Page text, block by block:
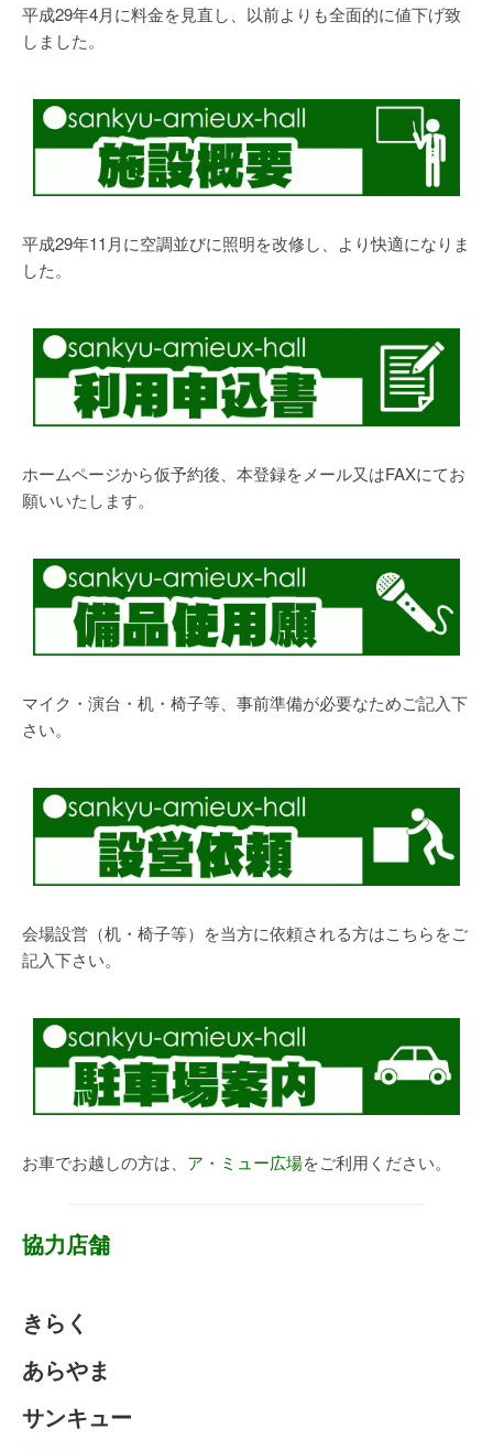
平成29年4月に料金を見直し、以前よりも全面的に値下げ致
しました。
平成29年11月に空調並びに照明を改修し、より快適になりま
した。
ホームページから仮予約後、本登録をメール又はFAXにてお
願いいたします。
マイク・演台・机・椅子等、事前準備が必要なためご記入下
さい。
会場設営（机・椅子等）を当方に依頼される方はこちらをご
記入下さい。
お車でお越しの方は、 ア・ミュー広場をご利用ください。
協力店舗
きらく
あらやま
サンキュー